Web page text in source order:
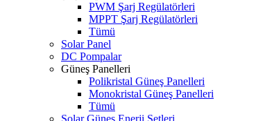
PWM Şarj Regülatörleri
MPPT Şarj Regülatörleri
Tümü
Solar Panel
DC Pompalar
Güneş Panelleri
Polikristal Güneş Panelleri
Monokristal Güneş Panelleri
Tümü
Solar Güneş Enerji Setleri